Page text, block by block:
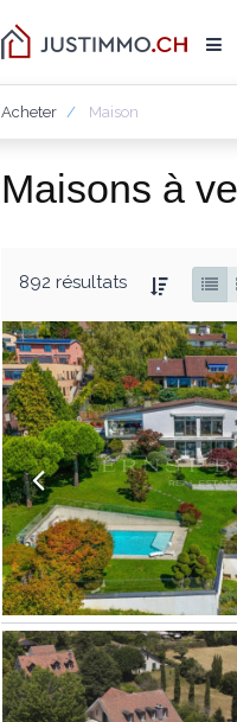
Acheter Maison
Maisons à
892 résultats